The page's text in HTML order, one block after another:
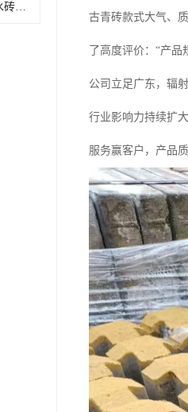
2026年吉林石英砂面透水砖供应商推荐，源头实力厂家解析
古青砖款式大气、
了高度评价：“产
公司立足广东，辐
行业影响力持续扩
服务赢客户，产品